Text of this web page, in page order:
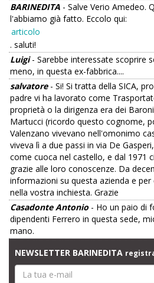
BARINEDITA - Salve Verio Amedeo.
l'abbiamo già fatto. Eccolo qui:
articolo
. saluti!
Luigi- Sarebbe interessate scoprire
meno, in questa ex-fabbrica....
salvatore- Si! Si tratta della SICA,
padre vi ha lavorato come
proprietà o la dirigenza era dei
Martucci (ricordo questo cognome,
Valenzano vivevano nell'omonimo
viveva lì a due passi in via De
come cuoca nel castello, e dal 1971
grazie alle loro conoscenze. Da
informazioni su questa azienda e
nella vostra inchiesta. Grazie
Casadonte Antonio- Ho un paio di
dipendenti Ferrero in questa sede,
mano.
NEWSLETTER BARINEDITA